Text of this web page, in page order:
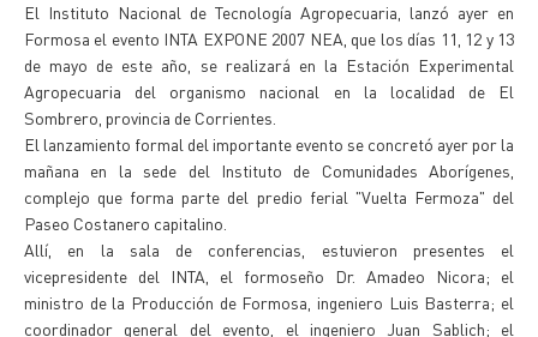
El Instituto Nacional de Tecnología Agropecuaria, lanzó ayer en
Formosa el evento INTA EXPONE 2007 NEA, que los días 11, 12 y 13
de mayo de este año, se realizará en la Estación Experimental
Agropecuaria del organismo nacional en la localidad de El
Sombrero, provincia de Corrientes.
El lanzamiento formal del importante evento se concretó ayer por la
mañana en la sede del Instituto de Comunidades Aborígenes,
complejo que forma parte del predio ferial "Vuelta Fermoza" del
Paseo Costanero capitalino.
Allí, en la sala de conferencias, estuvieron presentes el
vicepresidente del INTA, el formoseño Dr. Amadeo Nicora; el
ministro de la Producción de Formosa, ingeniero Luis Basterra; el
coordinador general del evento, el ingeniero Juan Sablich; el